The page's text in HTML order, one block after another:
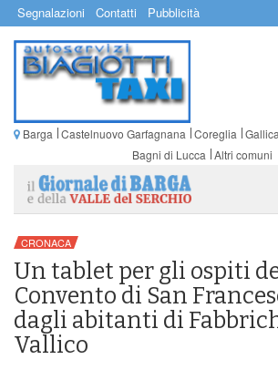
Segnalazioni Contatti Pubblicità
Barga Castelnuovo Garfagnana Coreglia
Bagni di Lucca Altri comuni
CRONACA
Un tablet per gli ospiti
Convento di San
dagli abitanti di
Vallico